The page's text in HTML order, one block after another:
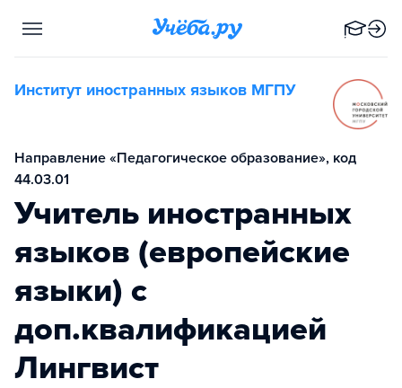
Институт иностранных языков МГПУ
Направление «Педагогическое образование», код
44.03.01
Учитель иностранных
языков (европейские
языки) с
доп.квалификацией
Лингвист